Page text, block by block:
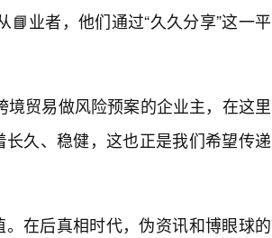
业者，他们通过“久久分享”这一平
贸易做风险预案的企业主，在这里
久、稳健，这也正是我们希望传递
在后真相时代，伪资讯和博眼球的